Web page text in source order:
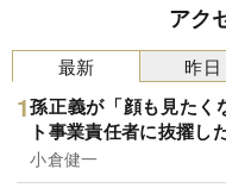
アク
最新
孫正義が「顔も見たく
ト事業責任者に抜擢し
小倉健一
昨日